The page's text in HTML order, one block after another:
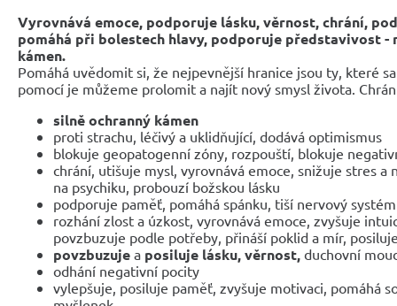
Vyrovnává emoce, podporuje lásku, věrnost, chrání,
pomáhá při bolestech hlavy, podporuje představivost -
kámen.
Pomáhá uvědomit si, že nejpevnější hranice jsou ty, které
pomocí je můžeme prolomit a najít nový smysl života.
silně ochranný kámen
proti strachu, léčivý a uklidňující, dodává optimismus
blokuje geopatogenní zóny, rozpouští, blokuje
chrání, utišuje mysl, vyrovnává emoce, snižuje stres a
na psychiku, probouzí božskou lásku
podporuje paměť, pomáhá spánku, tiší nervový systém
rozhání zlost a úzkost, vyrovnává emoce, zvyšuje
povzbuzuje podle potřeby, přináší poklid a mír,
povzbuzuje a posiluje lásku, věrnost, duchovní
odhání negativní pocity
vylepšuje, posiluje paměť, zvyšuje motivaci, pomáhá